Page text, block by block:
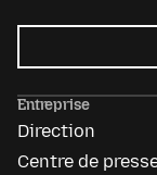
Entreprise
Direction
Centre de